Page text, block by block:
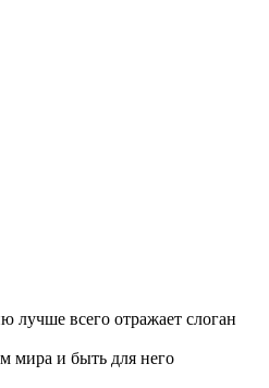
всего отражает слоган
мира и быть для него